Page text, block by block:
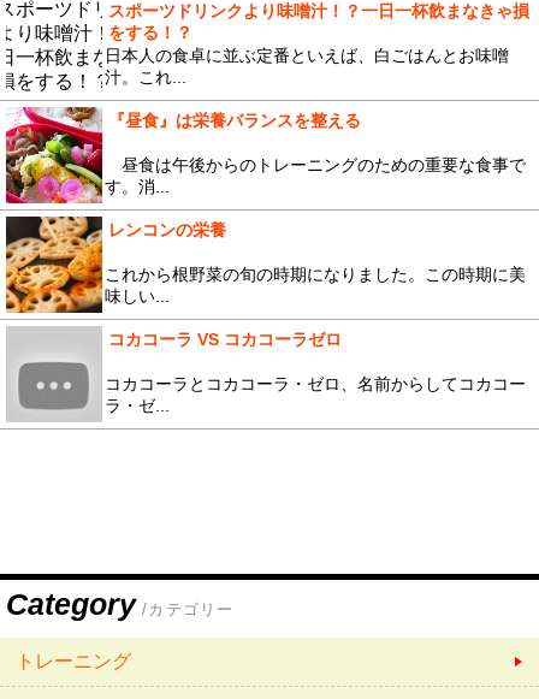
スポーツドリンクより味噌汁！？一日一杯飲まなきゃ損
をする！？
日本人の食卓に並ぶ定番といえば、白ごはんとお味噌
汁。これ...
『昼食』は栄養バランスを整える
昼食は午後からのトレーニングのための重要な食事で
す。消...
レンコンの栄養
これから根野菜の旬の時期になりました。この時期に美
味しい...
コカコーラ VS コカコーラゼロ
コカコーラとコカコーラ・ゼロ、名前からしてコカコー
ラ・ゼ...
Category /カテゴリー
トレーニング